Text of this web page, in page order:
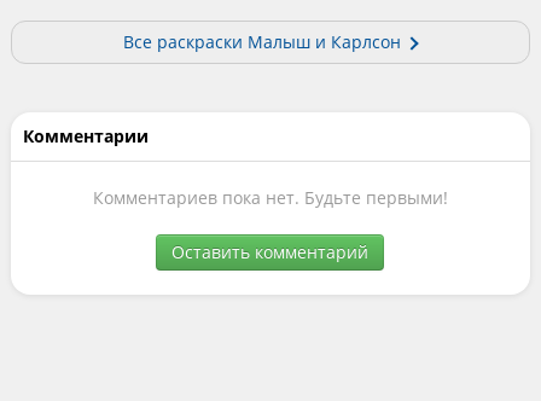
Все раскраски Малыш и Карлсон
Комментарии
Комментариев пока нет. Будьте первыми!
Оставить комментарий